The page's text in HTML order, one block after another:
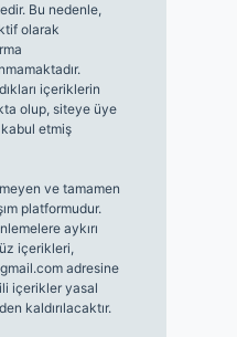
Bu nedenle,
olarak
içeriklerin
olup, siteye üye
etmiş
ve tamamen
platformudur.
aykırı
içerikleri,
adresine
içerikler yasal
kaldırılacaktır.